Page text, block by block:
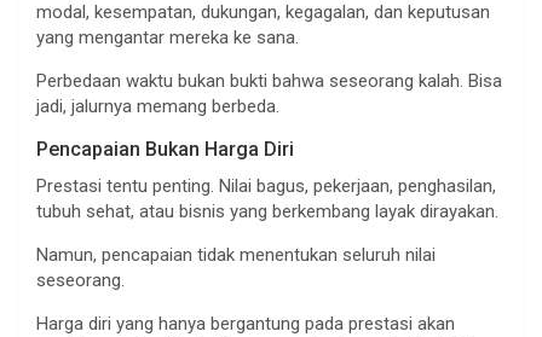
modal, kesempatan, dukungan, kegagalan, dan keputusan
yang mengantar mereka ke sana.
Perbedaan waktu bukan bukti bahwa seseorang kalah. Bisa
jadi, jalurnya memang berbeda.
Pencapaian Bukan Harga Diri
Prestasi tentu penting. Nilai bagus, pekerjaan, penghasilan,
tubuh sehat, atau bisnis yang berkembang layak dirayakan.
Namun, pencapaian tidak menentukan seluruh nilai
seseorang.
Harga diri yang hanya bergantung pada prestasi akan